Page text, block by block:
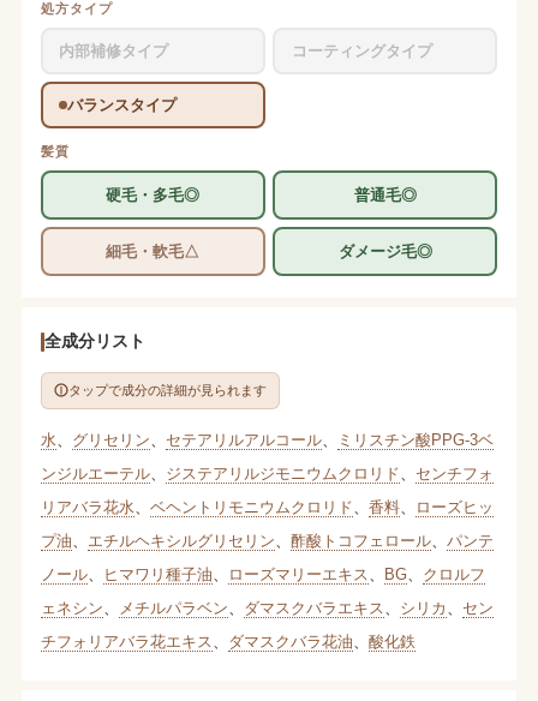
処方タイプ
内部補修タイプ コーティングタイプ
バランスタイプ
髪質
硬毛・多毛◎ 普通毛◎
細毛・軟毛△ ダメージ毛◎
全成分リスト
タップで成分の詳細が見られます
水 グリセリン セテアリルアルコール、
ミリスチン酸PPG-3ベ
ンジルエーテル、 ジステアリルジモニウムクロリド
センチフォ
リアバラ花水
ベヘントリモニウムクロリド 香料、
ローズヒッ
プ油
エチルヘキシルグリセリン 酢酸トコフェロール、 パンテ
ノール、 ヒマワリ種子油 ローズマリーエキス BG、 クロルフ
ェネシン
メチルパラベン ダマスクバラエキス シリカ
セン
チフォリアバラ花エキス
ダマスクバラ花油 酸化鉄